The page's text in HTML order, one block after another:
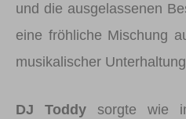
und die ausgelassenen
eine fröhliche Mischung
musikalischer
DJ Toddy sorgte wie